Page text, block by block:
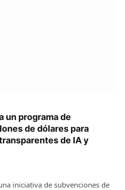
un programa de
de dólares para
de IA y
iniciativa de subvenciones de